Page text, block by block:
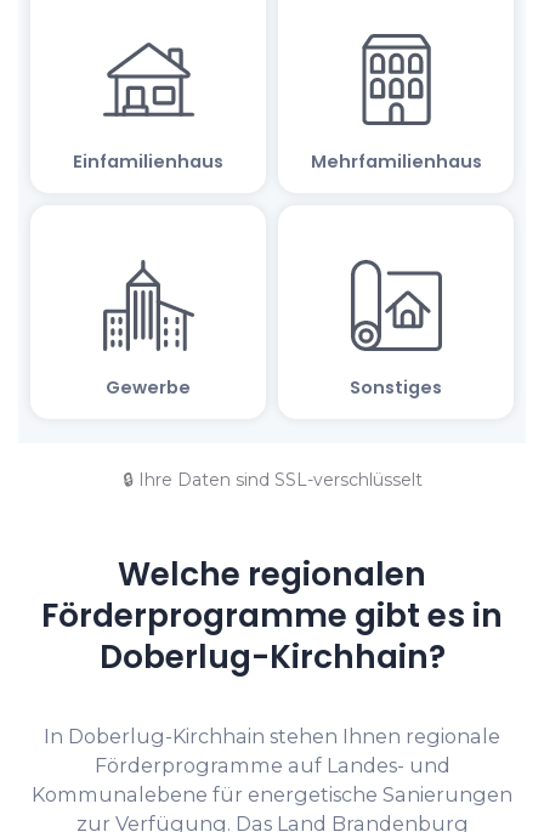
🔒 Ihre Daten sind SSL-verschlüsselt
Welche regionalen
Förderprogramme gibt es in
Doberlug-Kirchhain?
In Doberlug-Kirchhain stehen Ihnen regionale
Förderprogramme auf Landes- und
Kommunalebene für energetische Sanierungen
zur Verfügung. Das Land Brandenburg